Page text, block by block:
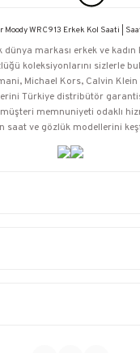
markası erkek ve
koleksiyonlarını sizlerle
Michael Kors, Calvin
Türkiye distribütör
memnuniyeti odaklı
saat ve gözlük modellerini